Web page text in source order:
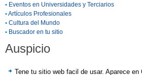
• Eventos en Universidades y Terciarios
•Artículos Profesionales
• Cultura del Mundo
• Buscador en tu sitio
Auspicio
Tene tu sitio web facil de usar. Aparece en